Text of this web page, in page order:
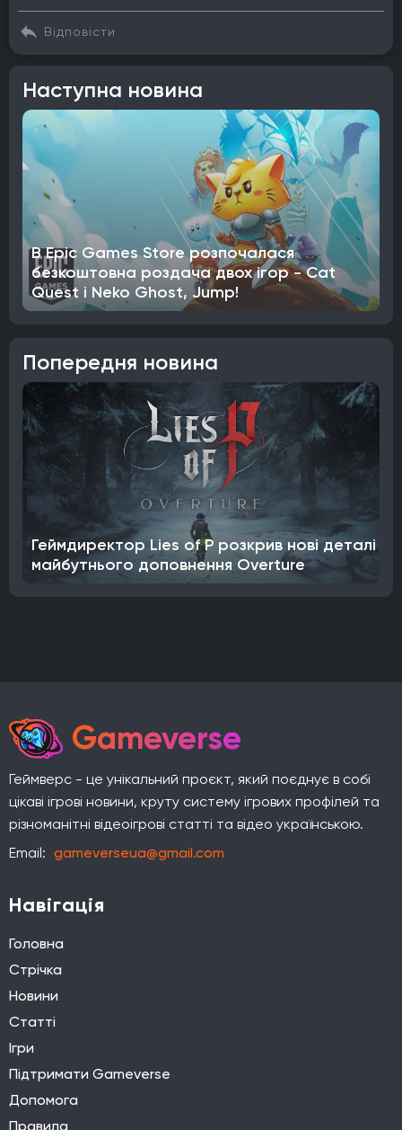
Відповісти
Наступна новина
В Epic Games Store розпочалася
безкоштовна роздача двох ігор - Cat
Quest і Neko Ghost, Jump!
Попередня новина
Геймдиректор Lies of P розкрив нові деталі
майбутнього доповнення Overture
Gameverse
Геймверс - це унікальний проєкт, який поєднує в собі
цікаві ігрові новини, круту систему ігрових профілей та
різноманітні відеоігрові статті та відео українською.
Email: gameverseua@gmail.com
Навігація
Головна
Стрічка
Новини
Статті
Ігри
Підтримати Gameverse
Допомога
Правила